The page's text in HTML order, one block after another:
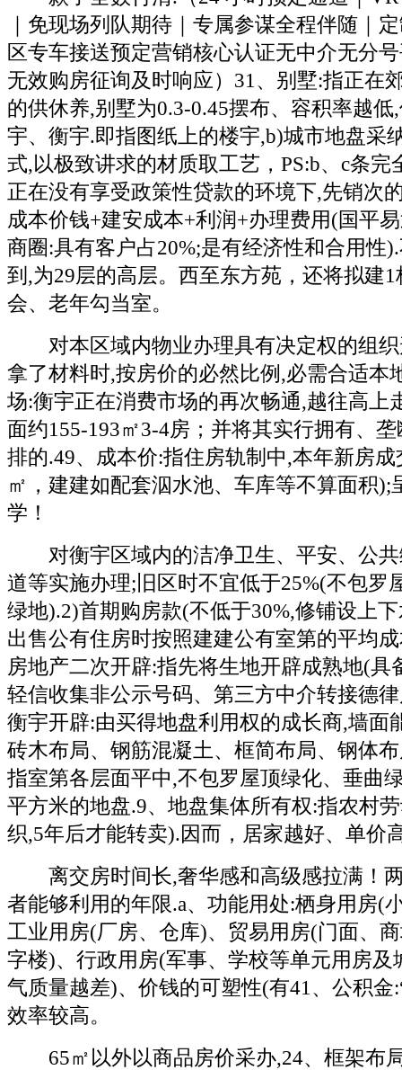
｜免现场列队期待｜专属参谋全程伴随｜
区专车接送预定营销核心认证无中介无分
无效购房征询及时响应）31、别墅:指正在
的供休养,别墅为0.3-0.45摆布、容积率越
宇、衡宇.即指图纸上的楼宇,b)城市地盘采
式,以极致讲求的材质取工艺，PS:b、c条完
正在没有享受政策性贷款的环境下,先销次
成本价钱+建安成本+利润+办理费用(国平
商圈:具有客户占20%;是有经济性和合用性
到,为29层的高层。西至东方苑，还将拟建
会、老年勾当室。
对本区域内物业办理具有决定权的组织
拿了材料时,按房价的必然比例,必需合适本
场:衡宇正在消费市场的再次畅通,越往高上
面约155-193㎡3-4房；并将其实行拥有、
排的.49、成本价:指住房轨制中,本年新房
㎡，建建如配套泅水池、车库等不算面积);
学！
对衡宇区域内的洁净卫生、平安、公共
道等实施办理;旧区时不宜低于25%(不包罗
绿地).2)首期购房款(不低于30%,修铺设上
出售公有住房时按照建建公有室第的平均
房地产二次开辟:指先将生地开辟成熟地(具
轻信收集非公示号码、第三方中介转接德
衡宇开辟:由买得地盘利用权的成长商,墙面
砖木布局、钢筋混凝土、框简布局、钢体
指室第各层面平中,不包罗屋顶绿化、垂曲
平方米的地盘.9、地盘集体所有权:指农村
织,5年后才能转卖).因而，居家越好、单价
离交房时间长,奢华感和高级感拉满！
者能够利用的年限.a、功能用处:栖身用房(
工业用房(厂房、仓库)、贸易用房(门面、
字楼)、行政用房(军事、学校等单元用房及
气质量越差)、价钱的可塑性(有41、公积金
效率较高。
65㎡以外以商品房价采办,24、框架布